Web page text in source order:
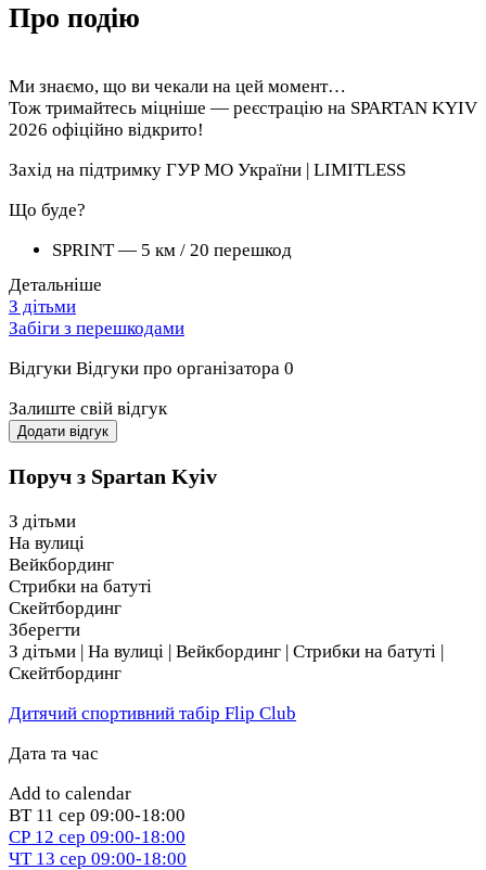
Про подію
Ми знаємо, що ви чекали на цей момент…
Тож тримайтесь міцніше — реєстрацію на SPARTAN KYIV
2026 офіційно відкрито!
Захід на підтримку ГУР МО України | LIMITLESS
Що буде?
SPRINT — 5 км / 20 перешкод
Динамічна дистанція для швидкого сплеску адреналіну;
SUPER — 10 км / 25 перешкод
Ідеальний баланс швидкості та витривалості;
PARA RACE — для спортсменів з порушеннями
опорно-рухового апарату або ампутаціями
Дистанція SPRINT. Участь безкоштовна;
Якщо знайомишся зі Spartan і хочеш відчути атмосферу
— ідеальний формат;
KIDS — дитячі забіги
Категорії: 4–6, 7–9, 10–14 років;
Біжи з будь-якої точки світу та будь з нами в одному русі!
Детальніше
З дітьми
Забіги з перешкодами
Відгуки Відгуки про організатора 0
Залиште свій відгук
Додати відгук
Поруч з Spartan Kyiv
З дітьми
На вулиці
Вейкбординг
Стрибки на батуті
Скейтбординг
Зберегти
З дітьми | На вулиці | Вейкбординг | Стрибки на батуті |
Скейтбординг
Дитячий спортивний табір Flip Club
Дата та час
Add to calendar
ВТ 11 сер 09:00-18:00
СР 12 сер 09:00-18:00
ЧТ 13 сер 09:00-18:00